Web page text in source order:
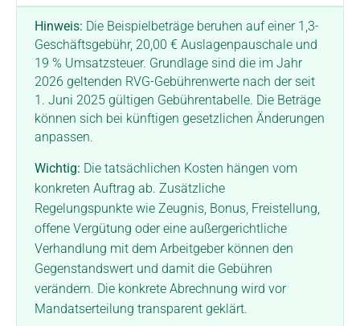
Hinweis: Die Beispielbeträge beruhen auf einer 1,3-
Geschäftsgebühr, 20,00 € Auslagenpauschale und
19 % Umsatzsteuer. Grundlage sind die im Jahr
2026 geltenden RVG-Gebührenwerte nach der seit
1. Juni 2025 gültigen Gebührentabelle. Die Beträge
können sich bei künftigen gesetzlichen Änderungen
anpassen.
Wichtig: Die tatsächlichen Kosten hängen vom
konkreten Auftrag ab. Zusätzliche
Regelungspunkte wie Zeugnis, Bonus, Freistellung,
offene Vergütung oder eine außergerichtliche
Verhandlung mit dem Arbeitgeber können den
Gegenstandswert und damit die Gebühren
verändern. Die konkrete Abrechnung wird vor
Mandatserteilung transparent geklärt.